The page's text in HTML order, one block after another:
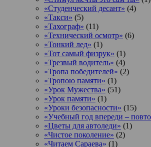
«Студенческий десант» (4)
«Такси» (5)
«Тахограф» (11)
«Технический осмотр» (6)
«Тонкий лед» (1)
«Тот самый физрук» (1)
«Трезвый водитель» (4)
«Тропа победителей» (2)
«Тропою памяти» (1)
«Урок Мужества» (51)
«Урок памяти» (1)
«Уроки безопасности» (15)
«Учебный год впереди –
«Цветы для автоледи» (1)
«Чистое поколение» (2)
«Читаем Сараева» (1)